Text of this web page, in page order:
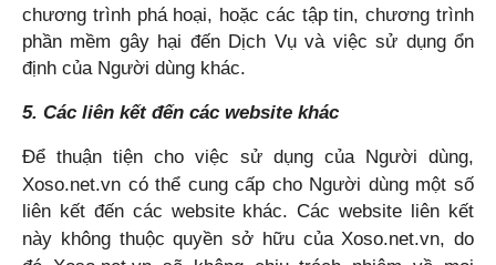
chương trình phá hoại, hoặc các tập tin, chương trình
phần mềm gây hại đến Dịch Vụ và việc sử dụng ổn
định của Người dùng khác.
5. Các liên kết đến các website khác
Để thuận tiện cho việc sử dụng của Người dùng,
Xoso.net.vn có thể cung cấp cho Người dùng một số
liên kết đến các website khác. Các website liên kết
này không thuộc quyền sở hữu củaXoso.net.vn, do